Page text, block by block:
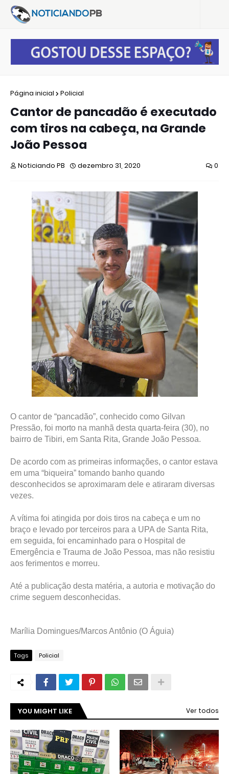
Página inicial Policial
Cantor de pancadão é executado
com tiros na cabeça, na Grande
João Pessoa
Noticiando PB dezembro 31, 2020 0
O cantor de “pancadão”, conhecido como Gilvan
Pressão, foi morto na manhã desta quarta-feira (30), no
bairro de Tibiri, em Santa Rita, Grande João Pessoa.
De acordo com as primeiras informações, o cantor estava
em uma “biqueira” tomando banho quando
desconhecidos se aproximaram dele e atiraram diversas
vezes.
A vítima foi atingida por dois tiros na cabeça e um no
braço e levado por terceiros para a UPA de Santa Rita,
em seguida, foi encaminhado para o Hospital de
Emergência e Trauma de João Pessoa, mas não resistiu
aos ferimentos e morreu.
Até a publicação desta matéria, a autoria e motivação do
crime seguem desconhecidas.
Marília Domingues/Marcos Antônio (O Águia)
Tags Policial
YOU MIGHT LIKE Ver todos